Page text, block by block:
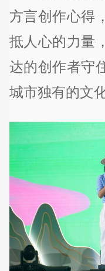
方言创作心得
抵人心的力量
达的创作者守
城市独有的文